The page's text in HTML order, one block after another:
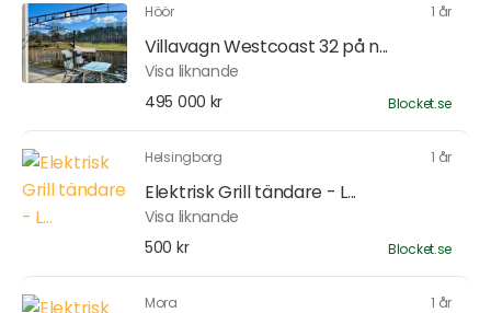
Höör 1 år
Villavagn Westcoast 32 på n...
Visa liknande
495 000 kr
Blocket.se
Helsingborg 1 år
Elektrisk Grill tändare - L...
Visa liknande
500 kr
Blocket.se
Mora 1 år